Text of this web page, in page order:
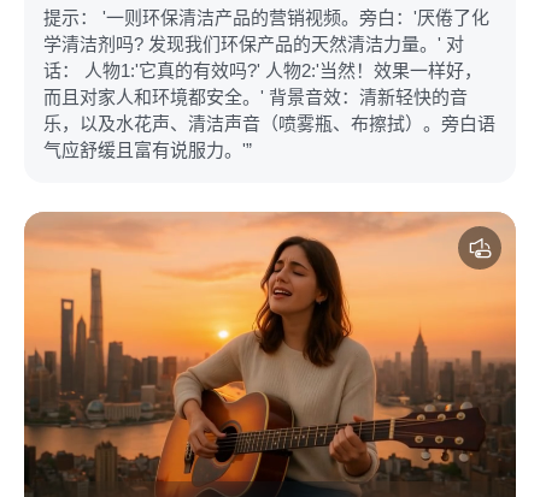
提示： '一则环保清洁产品的营销视频。旁白：'厌倦了化
学清洁剂吗? 发现我们环保产品的天然清洁力量。' 对
话： 人物1:'它真的有效吗?' 人物2:'当然！效果一样好，
而且对家人和环境都安全。' 背景音效：清新轻快的音
乐，以及水花声、清洁声音（喷雾瓶、布擦拭）。旁白语
气应舒缓且富有说服力。'”